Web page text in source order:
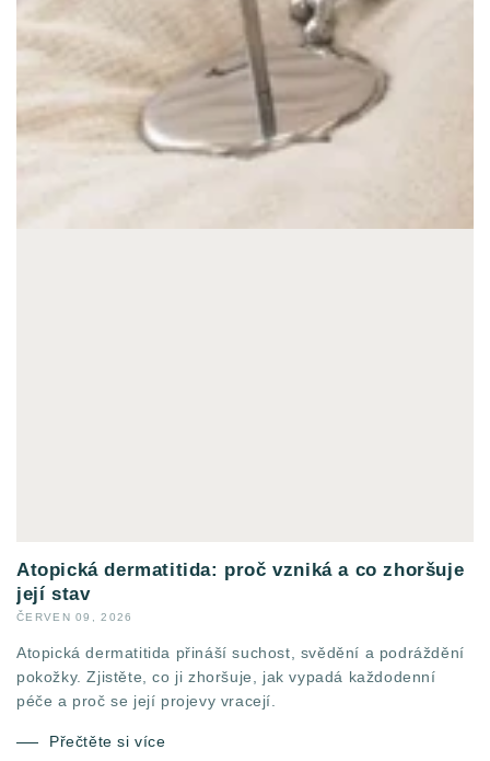
Atopická dermatitida: proč vzniká a co zhoršuje
její stav
ČERVEN 09, 2026
Atopická dermatitida přináší suchost, svědění a podráždění
pokožky. Zjistěte, co ji zhoršuje, jak vypadá každodenní
péče a proč se její projevy vracejí.
Přečtěte si více